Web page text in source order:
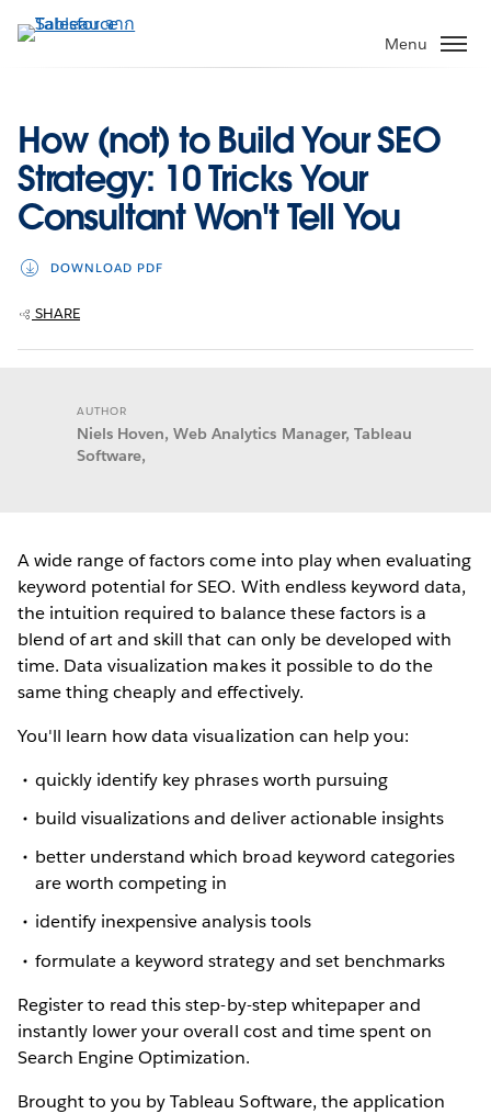
ไป
Menu
How (not) to Build Your SEO
Strategy: 10 Tricks Your
Consultant Won't Tell You
DOWNLOAD PDF
SHARE
AUTHOR
Niels Hoven, Web Analytics Manager, Tableau
Software,
A wide range of factors come into play when evaluating
keyword potential for SEO. With endless keyword data,
the intuition required to balance these factors is a
blend of art and skill that can only be developed with
time. Data visualization makes it possible to do the
same thing cheaply and effectively.
You'll learn how data visualization can help you:
quickly identify key phrases worth pursuing
build visualizations and deliver actionable insights
better understand which broad keyword categories
are worth competing in
identify inexpensive analysis tools
formulate a keyword strategy and set benchmarks
Register to read this step-by-step whitepaper and
instantly lower your overall cost and time spent on
Search Engine Optimization.
Brought to you by Tableau Software, the application